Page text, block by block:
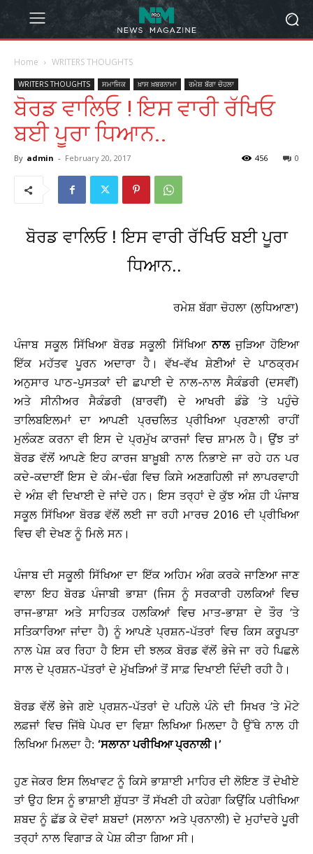
Home WRITERS THOUGHTS
WRITERS THOUGHTS ਸਮਾਜਿਕ ਖ਼ਾਸ ਖ਼ਬਰਨਾਮਾ ਰਮੇਸ਼ ਬੱਗਾ ਚੋਹਲਾ
ਬੋਰਡ ਵਾਲਿਓ ! ਇਸ ਵਾਰੀ ਰੱਖਿਓ
ਬਈ ਪੂਰਾ ਧਿਆਨ..
By admin - February 20, 2017 0
456
ਬੋਰਡ ਵਾਲਿਓ ! ਇਸ ਵਾਰੀ ਰੱਖਿਓ ਬਈ ਪੂਰਾ
ਧਿਆਨ..
ਰਮੇਸ਼ ਬੱਗਾ ਚੋਹਲਾ (ਲੁਧਿਆਣਾ)
ਪੰਜਾਬ ਸਕੂਲ ਸਿੱਖਿਆ ਬੋਰਡ ਸਕੂਲੀ ਸਿੱਖਿਆਨਾਲਜੁੜਿਆ ਹੋਇਆ
ਇੱਕ ਮਹੱਤਵ ਪੂਰਨ ਅਦਾਰਾ ਹੈ। ਵੱਖ-ਵੱਖ ਸ਼ੇਣੀਆਂ ਦੇ ਪਾਠਕ੍ਰਮ
ਅਨੁਸਾਰ ਪਾਠ-ਪੁਸਤਕਾਂ ਦੀ ਛਪਾਈ ਦੇ ਨਾਲ-ਨਾਲ ਸੈਕੰਡਰੀ (ਦਸਵੀਂ)
ਅਤੇ ਸੀਨੀਅਰ ਸੈਕੰਡਰੀ (ਬਾਰਵੀਂ) ਦੇ ਆਖਰੀ ਡੰਡੇ ’ਤੇ ਪਹੁੰਚੇ
ਤਾਲਿਬਇਲਮਾਂ ਦਾ ਆਪਣੀ ਪ੍ਰਚਲਿਤ ਪ੍ਰੀਖਿਆ ਪ੍ਰਣਾਲੀ ਰਾਹੀਂ
ਮੁਲੰਕਣ ਕਰਨਾ ਵੀ ਇਸ ਦੇ ਪ੍ਰਮੁੱਖ ਕਾਰਜਾਂ ਵਿਚ ਸ਼ਾਮਲ ਹੈ। ਉਂਝ ਤਾਂ
ਬੋਰਡ ਵੱਲੋਂ ਆਪਣੇ ਇਹ ਕਾਰਜ ਬਾਖ਼ੂਬੀ ਨਾਲ ਨਿਭਾਏ ਜਾ ਰਹੇ ਹਨ ਪਰ
ਕਦੇ-ਕਦਾਈਂ ਇਸ ਦੇ ਕੰਮ-ਢੰਗ ਵਿਚ ਕਿਸੇ ਅਣਗਹਿਲੀ ਜਾਂ ਲਾਪਰਵਾਹੀ
ਦੇ ਅੰਸ਼ ਵੀ ਦਿਖਾਈ ਦੇ ਜਾਂਦੇ ਹਨ। ਇਸ ਤਰ੍ਹਾਂ ਦੇ ਕੁੱਝ ਅੰਸ਼ ਹੀ ਪੰਜਾਬ
ਸਕੂਲ ਸਿੱਖਿਆ ਬੋਰਡ ਵੱਲੋਂ ਲਈ ਜਾ ਰਹੀ ਮਾਰਚ 2016 ਦੀ ਪ੍ਰੀਖਿਆ
ਵਿਚ ਵੀ ਦੇਖਣ ਨੂੰ ਮਿਲੇ ਸਨ।
ਪੰਜਾਬ ਦੀ ਸਕੂਲੀ ਸਿੱਖਿਆ ਦਾ ਇੱਕ ਅਹਿਮ ਅੰਗ ਕਰਕੇ ਜਾਣਿਆ ਜਾਣ
ਵਾਲਾ ਇਹ ਬੋਰਡ ਪੰਜਾਬੀ ਭਾਸ਼ਾ (ਜਿਸ ਨੂੰ ਸਰਕਾਰੀ ਹਲਕਿਆਂ ਵਿਚ
ਰਾਜ-ਭਾਸ਼ਾ ਅਤੇ ਸਾਹਿਤਕ ਹਲਕਿਆਂ ਵਿਚ ਮਾਤ-ਭਾਸ਼ਾ ਦੇ ਤੌਰ ’ਤੇ
ਸਤਿਕਾਰਿਆ ਜਾਂਦਾ ਹੈ) ਨੂੰ ਆਪਣੇ ਪ੍ਰਸ਼ਨ-ਪੱਤਰਾਂ ਵਿਚ ਕਿਸ ਕਰੂਪਤਾ
ਨਾਲ ਪੇਸ਼ ਕਰ ਰਿਹਾ ਹੈ ਇਸ ਦੀ ਝਲਕ ਬੋਰਡ ਵੱਲੋਂ ਭੇਜੇ ਜਾ ਰਹੇ ਪਿਛਲੇ
ਸਾਲ ਦੇ ਪ੍ਰਸ਼ਨ-ਪੱਤਰਾਂ ਦੇ ਮੁੱਖੜਿਆਂ ਤੋਂ ਸਾਫ਼ ਦਿਖਾਈ ਦਿੰਦੀ ਰਹੀ ਹੈ।
ਬੋਰਡ ਵੱਲੋਂ ਭੇਜੇ ਗਏ ਪ੍ਰਸ਼ਨ-ਪੱਤਰਾਂ ਦੇ ਪਹਿਲੇ ਪੰਨੇ ਦੀ ਸਿਖਰ ’ਤੇ ਮੋਟੇ
ਲਫ਼ਜਾਂ ਵਿਚ ਜਿੱਥੇ ਪੇਪਰ ਦਾ ਵਿਸ਼ਾ ਲਿਖਿਆ ਮਿਲਦਾ ਹੈ ਉੱਥੇ ਨਾਲ ਹੀ
ਲਿਖਿਆ ਮਿਲਦਾ ਹੈ: ‘ਸਲਾਨਾ ਪਰੀਖਿਆ ਪ੍ਰਨਾਲੀ।’
ਹੁਣ ਜੇਕਰ ਇਸ ਲਿਖਾਵਟ ਨੂੰ ਕਿਸੇ ਭਾਸ਼ਾਈ ਮਾਹਿਰ ਦੀ ਲੋਇਣ ਤੋਂ ਦੇਖੀਏ
ਤਾਂ ਉਹ ਇਸ ਨੂੰ ਭਾਸ਼ਾਈ ਸ਼ੁੱਧਤਾ ਤੋਂ ਸੱਖਣੀ ਹੀ ਕਹੇਗਾ ਕਿਉਂਕਿ ਪਰੀਖਿਆ
ਸ਼ਬਦ ਨੂੰ ਛੱਡ ਕੇ ਦੋਵਾਂ ਸ਼ਬਦਾਂ (ਸਲਾਨਾ ਅਤੇ ਪ੍ਰਨਾਲੀ) ਦੇ ਮੁਹਾਂਦਰੇ ਪੂਰੀ
ਤਰ੍ਹਾਂ ਨਾਲ ਵਿਗਾੜ ਕੇ ਪੇਸ਼ ਕੀਤਾ ਗਿਆ ਸੀ।